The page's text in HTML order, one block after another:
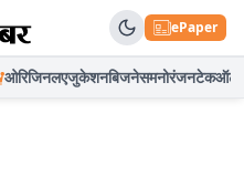
ePaper
ओरिजिनलएजुकेशनबिजनेसमनोरंजनटेकऑटो